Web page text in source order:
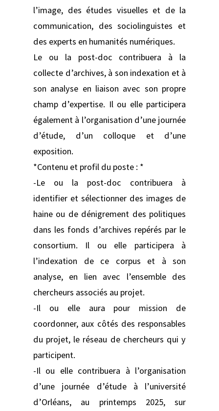
l’image, des études visuelles et de la
communication, des sociolinguistes et
des experts en humanités numériques.
Le ou la post-doc contribuera à la
collecte d’archives, à son indexation et à
son analyse en liaison avec son propre
champ d’expertise. Il ou elle participera
également à l’organisation d’une journée
d’étude, d’un colloque et d’une
exposition.
*Contenu et profil du poste : *
-Le ou la post-doc contribuera à
identifier et sélectionner des images de
haine ou de dénigrement des politiques
dans les fonds d’archives repérés par le
consortium. Il ou elle participera à
l’indexation de ce corpus et à son
analyse, en lien avec l’ensemble des
chercheurs associés au projet.
-Il ou elle aura pour mission de
coordonner, aux côtés des responsables
du projet, le réseau de chercheurs qui y
participent.
-Il ou elle contribuera à l’organisation
d’une journée d’étude à l’université
d’Orléans, au printemps 2025, sur